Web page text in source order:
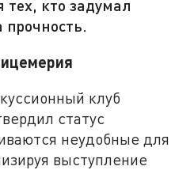
кто задумал
прочность.
клуб
статус
неудобные для
выступление